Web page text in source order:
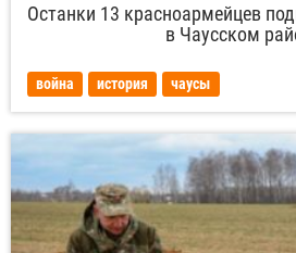
Останки 13 красноармейцев
в Чаусском
война история чаусы